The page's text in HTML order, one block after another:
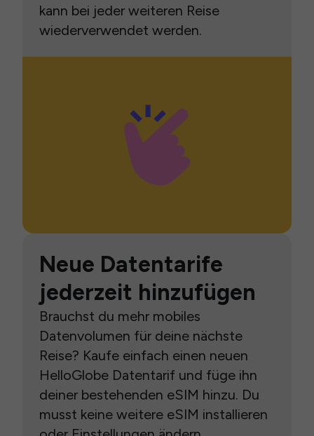
kann bei jeder weiteren Reise
wiederverwendet werden.
Neue Datentarife
jederzeit hinzufügen
Brauchst du mehr mobiles
Datenvolumen für deine nächste
Reise? Kaufe einfach einen neuen
HelloGlobe Datentarif und füge ihn
deiner bestehenden eSIM hinzu. Du
musst keine weitere eSIM installieren